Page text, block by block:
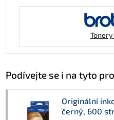
Podívejte se i na tyto
Originální
černý, 600